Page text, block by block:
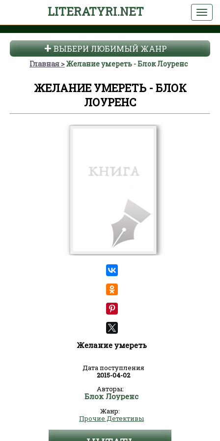
LITERATYRI.NET
ВЫБЕРИ ЛЮБИМЫЙ ЖАНР
Главная Желание умереть - Блок Лоуренс
ЖЕЛАНИЕ УМЕРЕТЬ - БЛОК
ЛОУРЕНС
Желание умереть
Дата поступления
2015-04-02
Авторы:
Блок Лоуренс
Жанр:
Прочие Детективы